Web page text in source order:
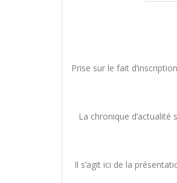
Prise sur le fait
La chronique
Il s’agit ici de la